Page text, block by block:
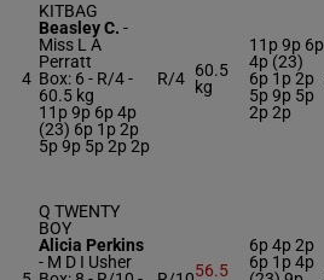
4
KITBAG
Beasley C. -
Miss L A
Perratt
Box: 6 - R/4 -
60.5 kg
11p 9p 6p 4p
(23) 6p 1p 2p
5p 9p 5p 2p 2p
R/4 60.5
kg
11p 9p 6p
4p (23)
6p 1p 2p
5p 9p 5p
2p 2p
Q TWENTY
BOY
Alicia Perkins
- M D I Usher
56.5
6p 4p 2p
6p 1p 4p